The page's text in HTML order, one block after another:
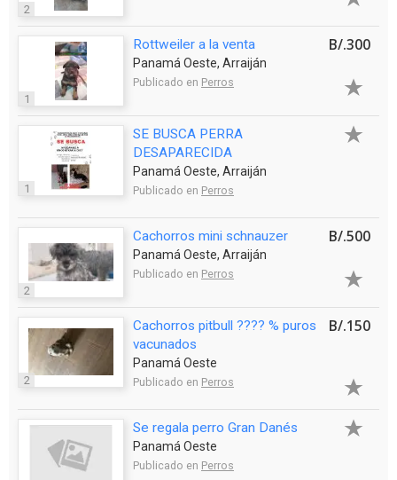
2
1
Rottweiler a la venta
Panamá Oeste, Arraiján
Publicado en Perros
B/.300
1
SE BUSCA PERRA
DESAPARECIDA
Panamá Oeste, Arraiján
Publicado en Perros
2
Cachorros mini schnauzer
Panamá Oeste, Arraiján
Publicado en Perros
B/.500
2
Cachorros pitbull ???? % puros
vacunados
Panamá Oeste
Publicado en Perros
B/.150
Se regala perro Gran Danés
Panamá Oeste
Publicado en Perros